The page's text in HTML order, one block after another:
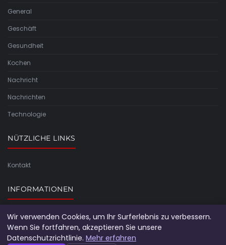
General
Geschäft
Gesundheit
Kochen
Nachricht
Nachrichten
Technologie
NÜTZLICHE LINKS
Kontakt
INFORMATIONEN
Seitenübersicht
Wir verwenden Cookies, um Ihr Surferlebnis zu verbessern.
Wenn Sie fortfahren, akzeptieren Sie unsere
Datenschutzrichtlinie. Mehr erfahren